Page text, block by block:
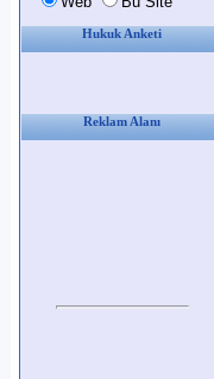
Hukuk Anketi
Reklam Alanı